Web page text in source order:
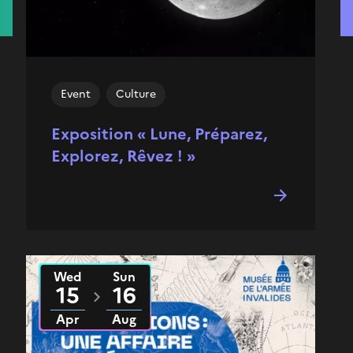
Exposition « Lune, Préparez,
Explorez, Rêvez ! »
Event Culture
From
Wed
15
Apr
2026 toSun
16
Aug
2026